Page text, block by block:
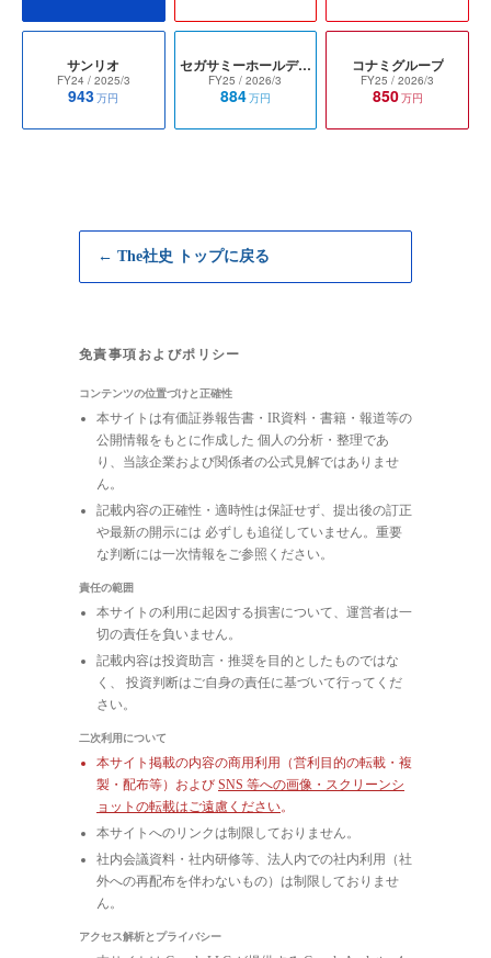
サンリオ
FY24 / 2025/3
943万円
セガサミーホールディングス
FY25 / 2026/3
884万円
コナミグループ
FY25 / 2026/3
850万円
← The社史 トップに戻る
免責事項およびポリシー
コンテンツの位置づけと正確性
本サイトは有価証券報告書・IR資料・書籍・報道等の
公開情報をもとに作成した 個人の分析・整理であ
り、当該企業および関係者の公式見解ではありませ
ん。
記載内容の正確性・適時性は保証せず、提出後の訂正
や最新の開示には 必ずしも追従していません。重要
な判断には一次情報をご参照ください。
責任の範囲
本サイトの利用に起因する損害について、運営者は一
切の責任を負いません。
記載内容は投資助言・推奨を目的としたものではな
く、 投資判断はご自身の責任に基づいて行ってくだ
さい。
二次利用について
本サイト掲載の内容の商用利用（営利目的の転載・複
製・配布等）および SNS 等への画像・スクリーンシ
ョットの転載はご遠慮ください。
本サイトへのリンクは制限しておりません。
社内会議資料・社内研修等、法人内での社内利用（社
外への再配布を伴わないもの）は制限しておりませ
ん。
アクセス解析とプライバシー